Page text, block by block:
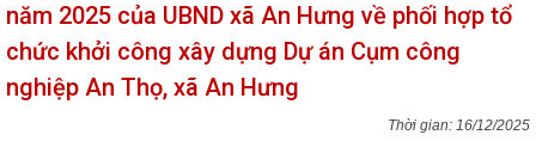
năm 2025 của UBND xã An Hưng về phối hợp tổ
chức khởi công xây dựng Dự án Cụm công
nghiệp An Thọ, xã An Hưng
16/12/2025